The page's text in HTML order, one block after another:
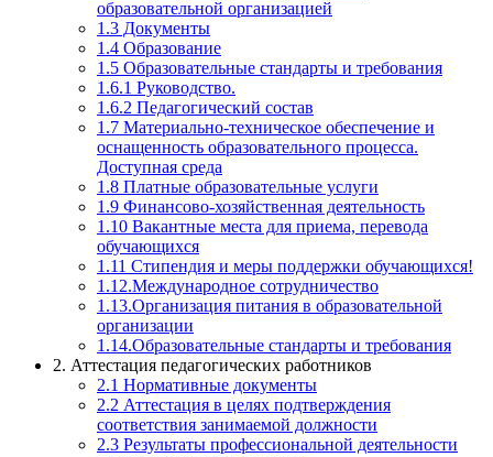
образовательной организацией
1.3 Документы
1.4 Образование
1.5 Образовательные стандарты и требования
1.6.1 Руководство.
1.6.2 Педагогический состав
1.7 Материально-техническое обеспечение и
оснащенность образовательного процесса.
Доступная среда
1.8 Платные образовательные услуги
1.9 Финансово-хозяйственная деятельность
1.10 Вакантные места для приема, перевода
обучающихся
1.11 Стипендия и меры поддержки обучающихся!
1.12.Международное сотрудничество
1.13.Организация питания в образовательной
организации
1.14.Образовательные стандарты и требования
2. Аттестация педагогических работников
2.1 Нормативные документы
2.2 Аттестация в целях подтверждения
соответствия занимаемой должности
2.3 Результаты профессиональной деятельности